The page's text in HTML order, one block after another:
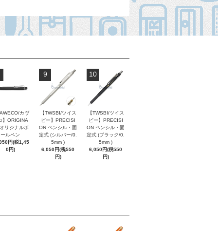
カヴ
】ORIGINA
リジナルボ
ールペン
円(税1,45
0円)
9
【TWSBI/ツイス
ビー】PRECISI
ON ペンシル・固
定式 (シルバー/0.
5mm )
6,050円(税550
円)
10
【TWSBI/ツイス
ビー】PRECISI
ON ペンシル・固
定式 (ブラック/0.
5mm )
6,050円(税550
円)